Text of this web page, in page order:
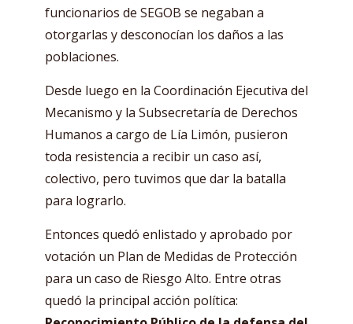
funcionarios de SEGOB se negaban a
otorgarlas y desconocían los daños a las
poblaciones.
Desde luego en la Coordinación Ejecutiva del
Mecanismo y la Subsecretaría de Derechos
Humanos a cargo de Lía Limón, pusieron
toda resistencia a recibir un caso así,
colectivo, pero tuvimos que dar la batalla
para lograrlo.
Entonces quedó enlistado y aprobado por
votación un Plan de Medidas de Protección
para un caso de Riesgo Alto. Entre otras
quedó la principal acción política: